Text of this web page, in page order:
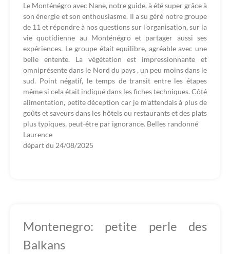
Le Monténégro avec Nane, notre guide, à été super grâce à
son énergie et son enthousiasme. Il a su géré notre groupe
de 11 et répondre à nos questions sur l'organisation, sur la
vie quotidienne au Monténégro et partager aussi ses
expériences. Le groupe était equilibre, agréable avec une
belle entente. La végétation est impressionnante et
omniprésente dans le Nord du pays , un peu moins dans le
sud. Point négatif, le temps de transit entre les étapes
même si cela était indiqué dans les fiches techniques. Côté
alimentation, petite déception car je m'attendais à plus de
goûts et saveurs dans les hôtels ou restaurants et des plats
plus typiques, peut-être par ignorance. Belles randonné
Laurence
départ du 24/08/2025
Montenegro: petite perle des
Balkans